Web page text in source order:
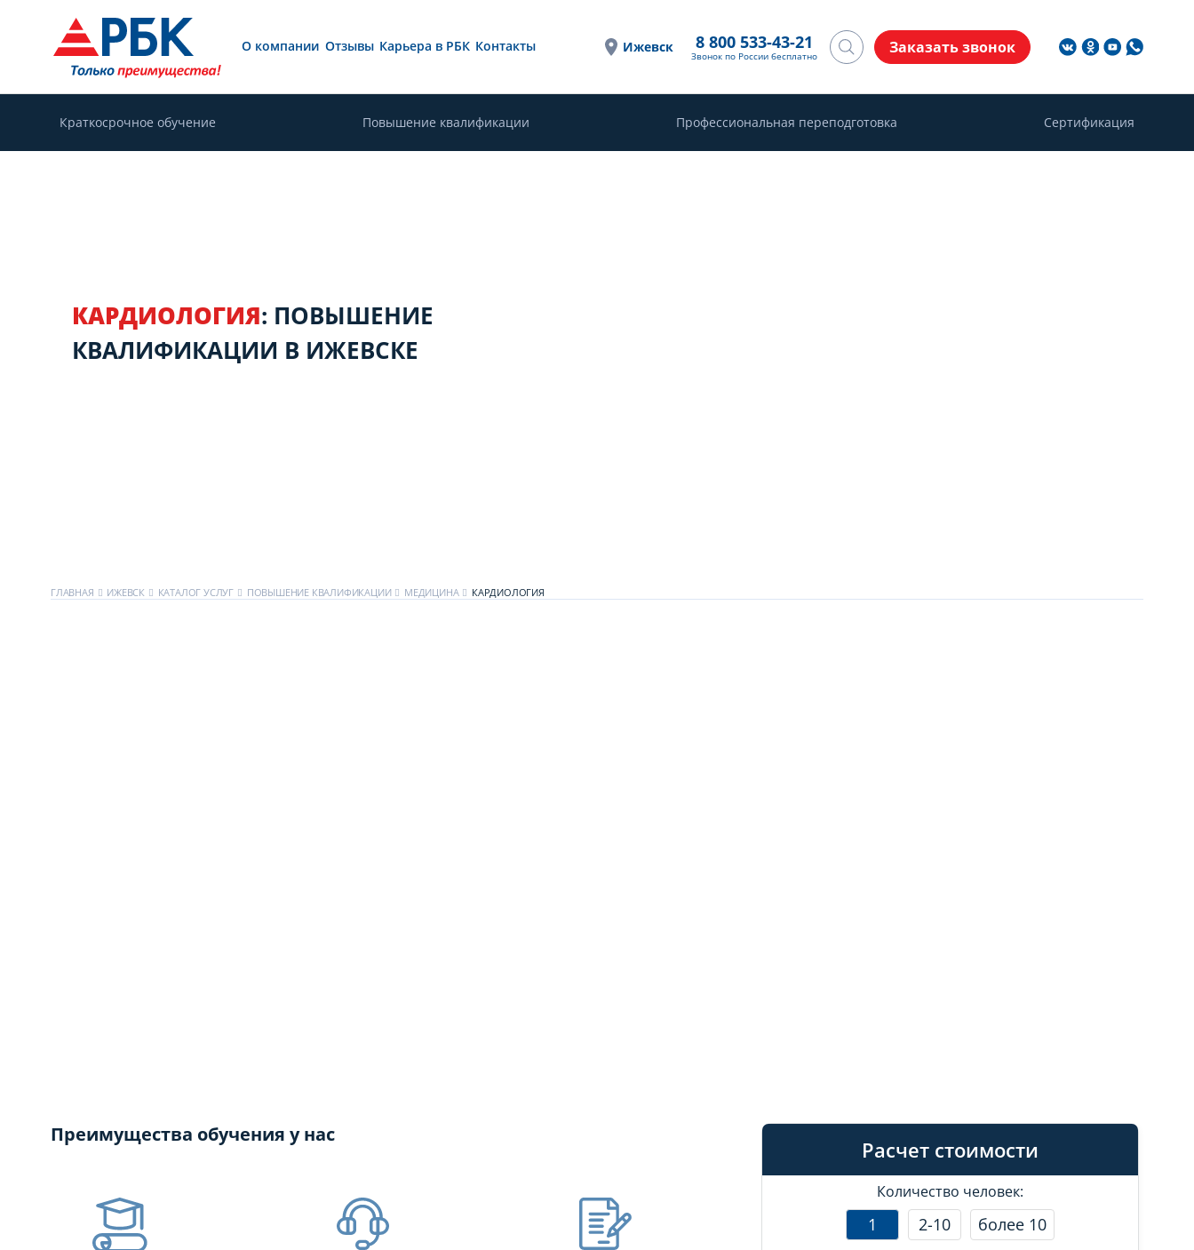
КАРДИОЛОГИЯ: ПОВЫШЕНИЕ
КВАЛИФИКАЦИИ В ИЖЕВСКЕ
ГЛАВНАЯ ИЖЕВСК КАТАЛОГ УСЛУГ ПОВЫШЕНИЕ КВАЛИФИКАЦИИ МЕДИЦИНА КАРДИОЛОГИЯ
Расчет стоимости
Количество человек:
1 2-10 более 10
Преимущества обучения у нас
О компании Отзывы Карьера в РБК Контакты Ижевск 8 800 533-43-21
Звонок по России бесплатно Заказать звонок
Краткосрочное обучение Повышение квалификации Профессиональная переподготовка Сертификация